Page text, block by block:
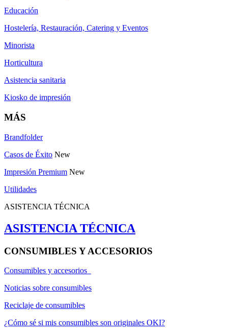
Educación
Hostelería, Restauración, Catering y Eventos
Minorista
Horticultura
Asistencia sanitaria
Kiosko de impresión
MÁS
Brandfolder
Casos de Éxito New
Impresión Premium New
Utilidades
ASISTENCIA TÉCNICA
ASISTENCIA TÉCNICA
CONSUMIBLES Y ACCESORIOS
Consumibles y accesorios
Noticias sobre consumibles
Reciclaje de consumibles
¿Cómo sé si mis consumibles son originales OKI?